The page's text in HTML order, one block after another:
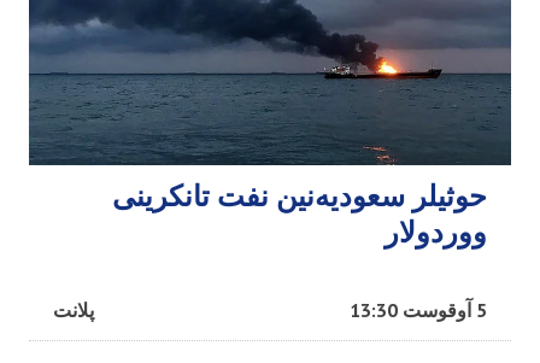
حوثیلر سعودیه‌نین نفت تانکرینی
ووردولار
پلانت 5 آوقوست 13:30